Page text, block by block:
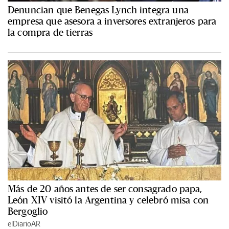
Denuncian que Benegas Lynch integra una
empresa que asesora a inversores extranjeros para
la compra de tierras
Más de 20 años antes de ser consagrado papa,
León XIV visitó la Argentina y celebró misa con
Bergoglio
elDiarioAR